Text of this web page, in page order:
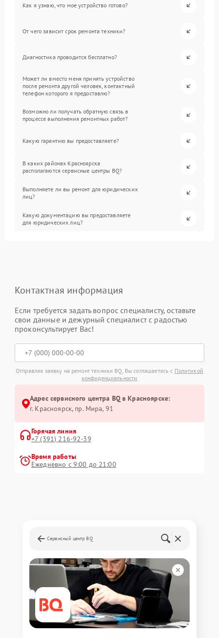
Как я узнаю, что мое устройство готово?
От чего зависит срок ремонта техники?
Диагностика проводится бесплатно?
Может ли вместо меня принять устройство
после ремонта другой человек, контактный
телефон которого я предоставлю?
Возможно ли получать обратную связь в
процессе выполнения ремонтных работ?
Какую гарантию вы предоставляете?
В каких районах Красноярска
располагаются сервисные центры BQ?
Выполняете ли вы ремонт для юридических
лиц?
Какую документацию вы предоставляете
для юридических лиц?
Контактная информация
Если требуется задать вопрос специалисту, оставьте
свои данные и дежурный специалист с радостью
проконсультирует Вас!
Отправляя заявку на ремонт техники BQ, Вы соглашаетесь с Политикой
конфиденциальности
Адрес сервисного центра BQ в Красноярске:
г. Красноярск, ​пр. Мира, 91
Горячая линия
+7 (391) 216-92-39
Время работы
Ежедневно с 9:00 до 21:00
Сервисный центр BQ